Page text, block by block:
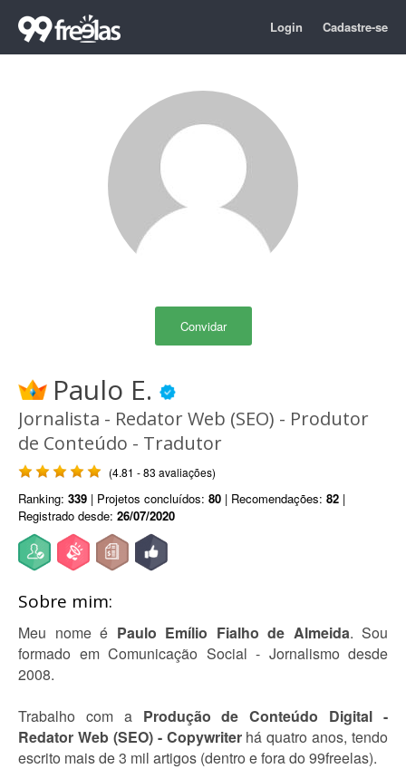
Login Cadastre-se
Convidar
Paulo E.
Jornalista - Redator Web (SEO) - Produtor
de Conteúdo - Tradutor
(4.81 - 83 avaliações)
Ranking: 339 | Projetos concluídos: 80 | Recomendações: 82 |
Registrado desde: 26/07/2020
Sobre mim:
Meu nome é Paulo Emílio Fialho de Almeida. Sou
formado em Comunicação Social - Jornalismo desde
2008.
Trabalho com a Produção de Conteúdo Digital -
Redator Web (SEO) - Copywriter há quatro anos, tendo
escrito mais de 3 mil artigos (dentro e fora do 99freelas).